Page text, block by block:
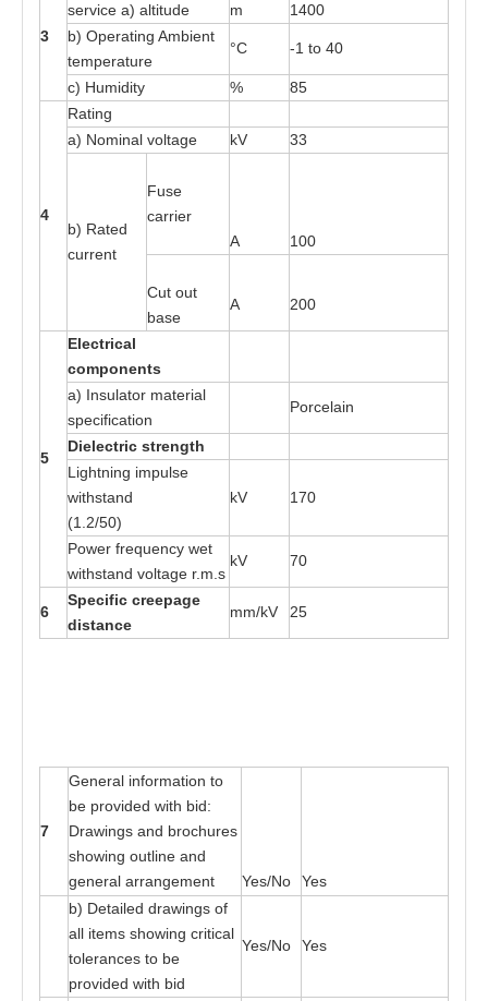
3
service a) altitude m 1400
b) Operating Ambient
temperature
°C -1 to 40
c) Humidity % 85
4
Rating
a) Nominal voltage kV 33
b) Rated
current
Fuse
carrier
A
100
Cut out
base
A 200
5
Electrical
components
a) Insulator material
specification
Porcelain
Dielectric strength
L ightning impulse
withstand
(1.2/50)
kV 170
Power frequency wet
withstand voltage r. m .s
kV 70
6
Specific creepage
distance
mm/kV 25
7
General information to
be provided with bid:
Drawings and brochures
showing outline and
general arrangement Yes/No
Yes
b) Detailed drawings of
all items showing critical
tolerances to be
provided with bid
Yes/No Yes